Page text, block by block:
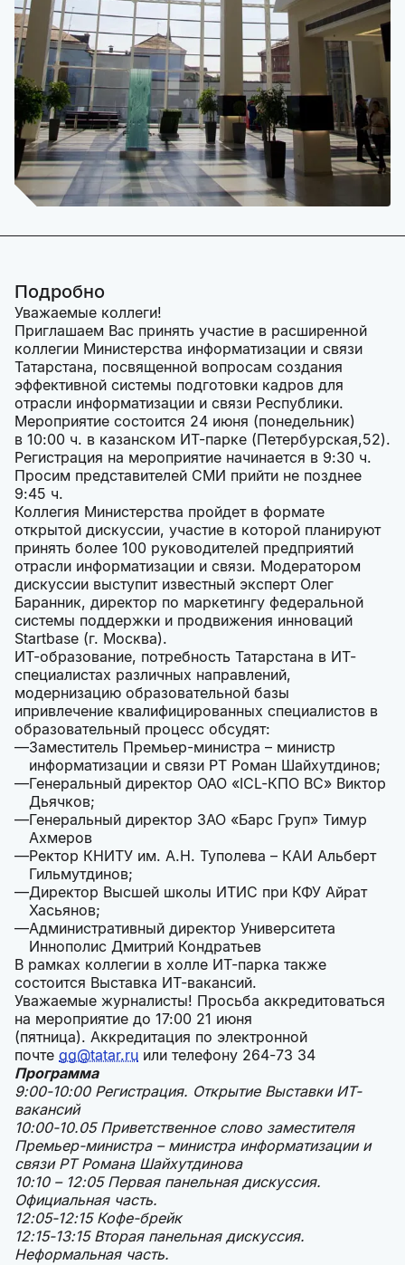
Подробно
Уважаемые коллеги!
Приглашаем Вас принять участие в расширенной
коллегии Министерства информатизации и связи
Татарстана, посвященной вопросам создания
эффективной системы подготовки кадров для
отрасли информатизации и связи Республики.
Мероприятие состоится 24 июня (понедельник)
в 10:00 ч. в казанском ИТ-парке (Петербурская,52).
Регистрация на мероприятие начинается в 9:30 ч.
Просим представителей СМИ прийти не позднее
9:45 ч.
Коллегия Министерства пройдет в формате
открытой дискуссии, участие в которой планируют
принять более 100 руководителей предприятий
отрасли информатизации и связи. Модератором
дискуссии выступит известный эксперт Олег
Баранник, директор по маркетингу федеральной
системы поддержки и продвижения инноваций
Startbase (г. Москва).
ИТ-образование, потребность Татарстана в ИТ-
специалистах различных направлений,
модернизацию образовательной базы
ипривлечение квалифицированных специалистов в
образовательный процесс обсудят:
Заместитель Премьер-министра – министр
информатизации и связи РТ Роман Шайхутдинов;
Генеральный директор ОАО «ICL-КПО ВС» Виктор
Дьячков;
Генеральный директор ЗАО «Барс Груп» Тимур
Ахмеров
Ректор КНИТУ им. А.Н. Туполева – КАИ Альберт
Гильмутдинов;
Директор Высшей школы ИТИС при КФУ Айрат
Хасьянов;
Административный директор Университета
Иннополис Дмитрий Кондратьев
В рамках коллегии в холле ИТ-парка также
состоится Выставка ИТ-вакансий.
Уважаемые журналисты! Просьба аккредитоваться
на мероприятие до 17:00 21 июня
(пятница). Аккредитация по электронной
почте gg@tatar.ru или телефону 264-73 34
Программа
9:00-10:00 Регистрация. Открытие Выставки ИТ-
вакансий
10:00-10.05 Приветственное слово заместителя
Премьер-министра – министра информатизации и
связи РТ Романа Шайхутдинова
10:10 – 12:05 Первая панельная дискуссия.
Официальная часть.
12:05-12:15 Кофе-брейк
12:15-13:15 Вторая панельная дискуссия.
Неформальная часть.